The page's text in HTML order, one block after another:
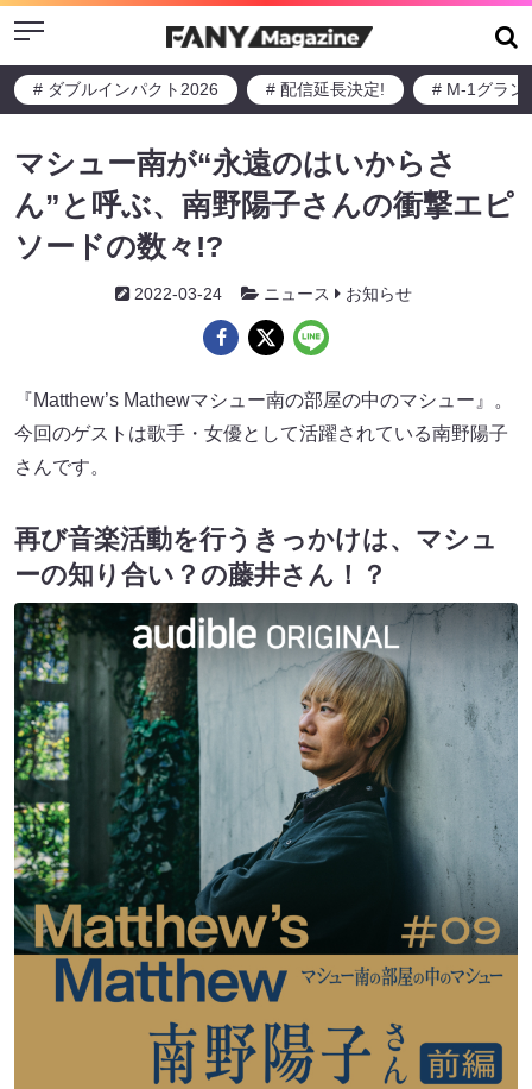
Menu
# ダブルインパクト2026 # 配信延長決定! # M-1グラン
マシュー南が“永遠のはいからさ
ん”と呼ぶ、南野陽子さんの衝撃エピ
ソードの数々!?
2022-03-24 ニュース お知らせ
『Matthew’s Mathewマシュー南の部屋の中のマシュー』。
今回のゲストは歌手・女優として活躍されている南野陽子
さんです。
再び音楽活動を行うきっかけは、マシュ
ーの知り合い？の藤井さん！？